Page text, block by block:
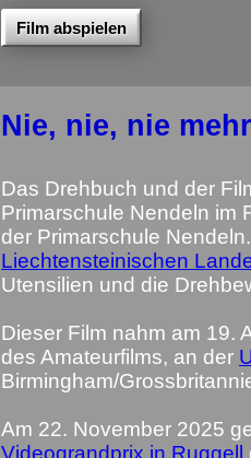
Film abspielen
Nie, nie, nie
Das Drehbuch und der
Primarschule Nendeln im
der Primarschule
Liechtensteinischen
Utensilien und die
Dieser Film nahm am 19.
des Amateurfilms, an der
Birmingham/
Am 22. November 2025
Videograndprix in Ruggell